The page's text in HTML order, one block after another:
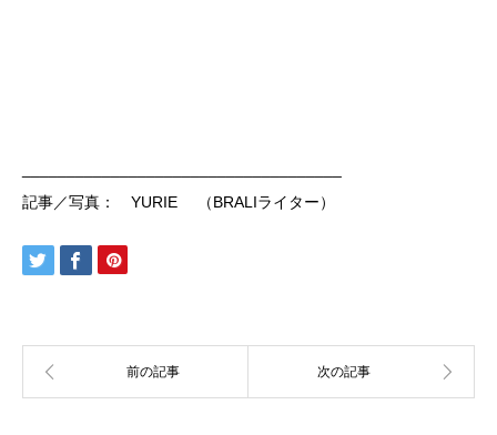
記事／写真： YURIE （BRALIライター）